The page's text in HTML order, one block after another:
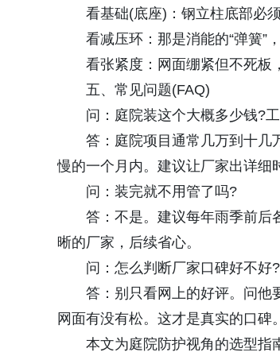
看基础(底座)：钢立柱底部必须
看减压环：那是消能的“弹簧”，
看张紧度：网面绷紧但不死板，
五、常见问题(FAQ)
问：庭院装这个大概多少钱?工
答：庭院项目通常几万到十几万
慢的一个月内。建议让厂家出详细
问：装完就不用管了吗?
答：不是。建议每年雨季前后各
晰的厂家，后续省心。
问：怎么判断厂家口碑好不好?
答：别只看网上的好评。问他要
网面有没有松。这才是真实的口碑。
本文为庭院防护视角的选型指南